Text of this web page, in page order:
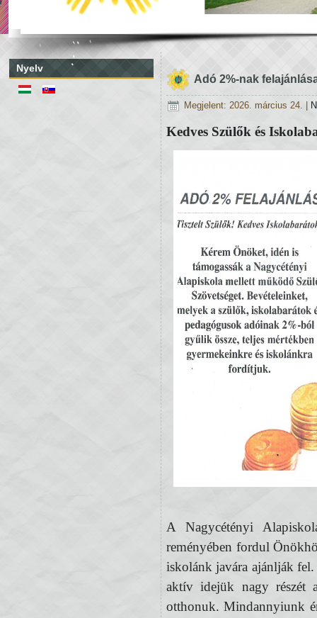
Nyelv
Adó 2%-nak
Megjelent: 2026. március 24.
Kedves Szülők és
A Nagycétényi
reményében fordul
iskolánk javára ajánlják
aktív idejük nagy részét
otthonuk. Mindannyiunk